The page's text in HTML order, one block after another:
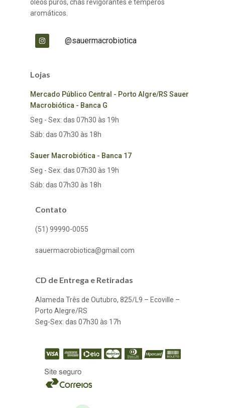
óleos puros, chás revigorantes e temperos
aromáticos.
@sauermacrobiotica
Lojas
Mercado Público Central - Porto Algre/RS Sauer
Macrobiótica - Banca G
Seg - Sex: das 07h30 às 19h
Sáb: das 07h30 às 18h
Sauer Macrobiótica - Banca 17
Seg - Sex: das 07h30 às 19h
Sáb: das 07h30 às 18h
Contato
(51) 99990-0055
sauermacrobiotica@gmail.com
CD de Entrega e Retiradas
Alameda Três de Outubro, 825/L9 – Ecoville –
Porto Alegre/RS
Seg-Sex: das 07h30 às 17h